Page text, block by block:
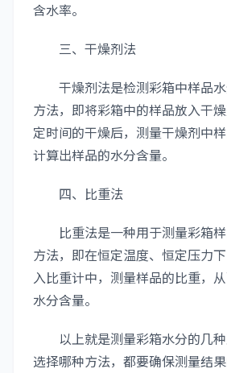
含水率。
三、干燥剂法
干燥剂法是检测彩箱中样品水
方法，即将彩箱中的样品放入干
定时间的干燥后，测量干燥剂中
计算出样品的水分含量。
四、比重法
比重法是一种用于测量彩箱样
方法，即在恒定温度、恒定压力
入比重计中，测量样品的比重，
水分含量。
以上就是测量彩箱水分的几种
选择哪种方法，都要确保测量结